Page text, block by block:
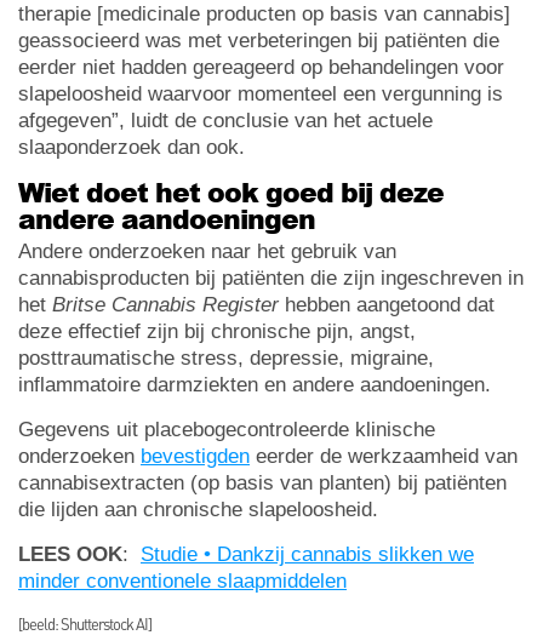
therapie [medicinale producten op basis van cannabis]
geassocieerd was met verbeteringen bij patiënten die
eerder niet hadden gereageerd op behandelingen voor
slapeloosheid waarvoor momenteel een vergunning is
afgegeven”, luidt de conclusie van het actuele
slaaponderzoek dan ook.
Wiet doet het ook goed bij deze
andere aandoeningen
Andere onderzoeken naar het gebruik van
cannabisproducten bij patiënten die zijn ingeschreven in
het Britse Cannabis Register hebben aangetoond dat
deze effectief zijn bij chronische pijn, angst,
posttraumatische stress, depressie, migraine,
inflammatoire darmziekten en andere aandoeningen.
Gegevens uit placebogecontroleerde klinische
onderzoeken bevestigden eerder de werkzaamheid van
cannabisextracten (op basis van planten) bij patiënten
die lijden aan chronische slapeloosheid.
LEES OOK: Studie • Dankzij cannabis slikken we
minder conventionele slaapmiddelen
[beeld: Shutterstock AI]